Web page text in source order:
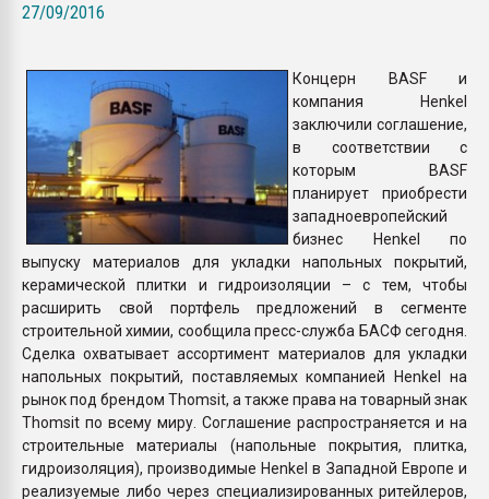
ПЕРЕЙТИ НА
27/09/2016
Концерн BASF и
компания Henkel
заключили соглашение,
в соответствии с
которым BASF
планирует приобрести
западноевропейский
бизнес Henkel по
выпуску материалов для укладки напольных покрытий,
керамической плитки и гидроизоляции – с тем, чтобы
расширить свой портфель предложений в сегменте
строительной химии, сообщила пресс-служба БАСФ сегодня.
Сделка охватывает ассортимент материалов для укладки
напольных покрытий, поставляемых компанией Henkel на
рынок под брендом Thomsit, а также права на товарный знак
Thomsit по всему миру. Соглашение распространяется и на
строительные материалы (напольные покрытия, плитка,
гидроизоляция), производимые Henkel в Западной Европе и
реализуемые либо через специализированных ритейлеров,